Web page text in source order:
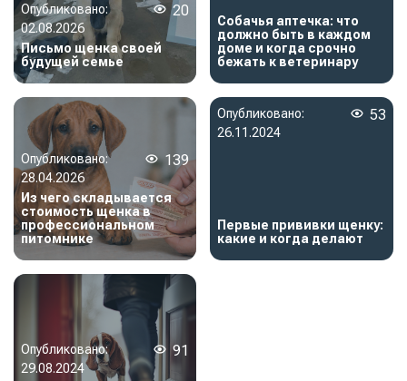
Опубликовано:
02.08.2026
20
Письмо щенка своей
будущей семье
Собачья аптечка: что
должно быть в каждом
доме и когда срочно
бежать к ветеринару
Опубликовано:
28.04.2026
139
Из чего складывается
стоимость щенка в
профессиональном
питомнике
Опубликовано:
26.11.2024
53
Первые прививки щенку:
какие и когда делают
Опубликовано:
29.08.2024
91